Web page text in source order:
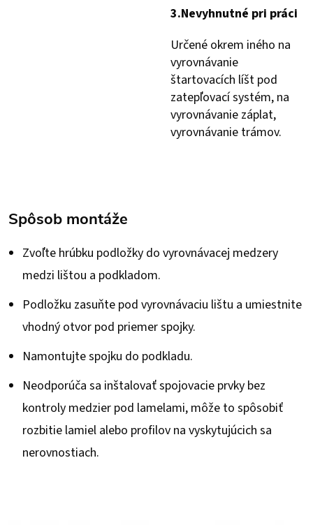
3.Nevyhnutné pri práci
Určené okrem iného na
vyrovnávanie
štartovacích líšt pod
zatepľovací systém, na
vyrovnávanie záplat,
vyrovnávanie trámov.
Spôsob montáže
Zvoľte hrúbku podložky do vyrovnávacej medzery
medzi lištou a podkladom.
Podložku zasuňte pod vyrovnávaciu lištu a umiestnite
vhodný otvor pod priemer spojky.
Namontujte spojku do podkladu.
Neodporúča sa inštalovať spojovacie prvky bez
kontroly medzier pod lamelami, môže to spôsobiť
rozbitie lamiel alebo profilov na vyskytujúcich sa
nerovnostiach.